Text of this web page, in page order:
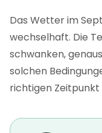
Das Wetter im
wechselhaft. Die
schwanken,
solchen
richtigen Zeitpunkt